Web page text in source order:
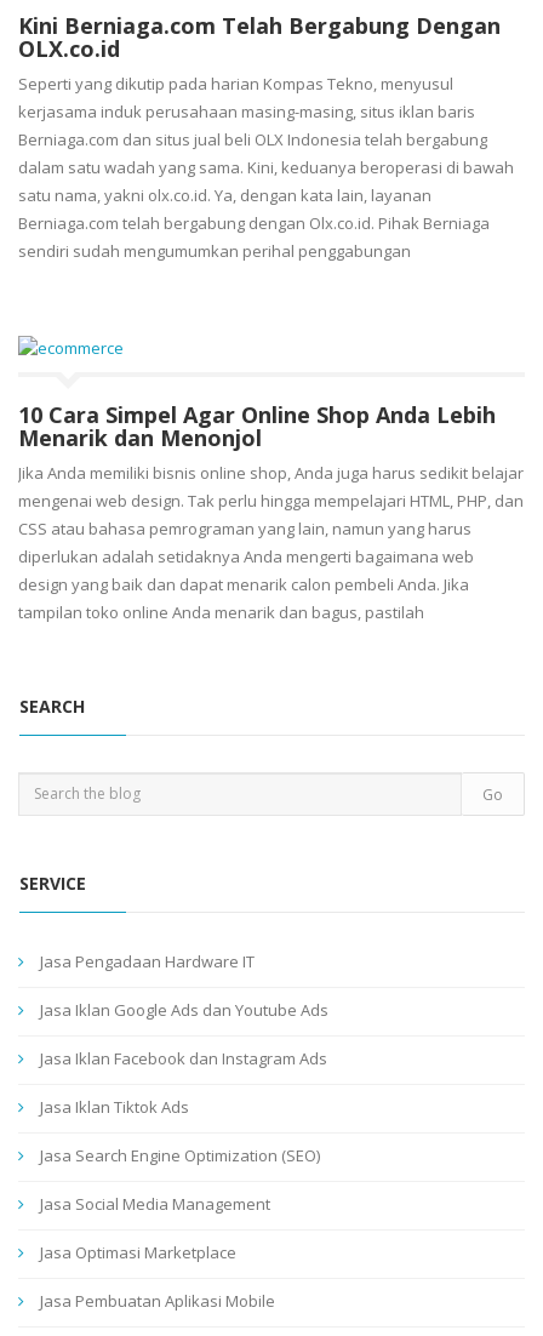
Kini Berniaga.com Telah Bergabung Dengan
OLX.co.id
Seperti yang dikutip pada harian Kompas Tekno, menyusul
kerjasama induk perusahaan masing-masing, situs iklan baris
Berniaga.com dan situs jual beli OLX Indonesia telah bergabung
dalam satu wadah yang sama. Kini, keduanya beroperasi di bawah
satu nama, yakni olx.co.id. Ya, dengan kata lain, layanan
Berniaga.com telah bergabung dengan Olx.co.id. Pihak Berniaga
sendiri sudah mengumumkan perihal penggabungan
10 Cara Simpel Agar Online Shop Anda Lebih
Menarik dan Menonjol
Jika Anda memiliki bisnis online shop, Anda juga harus sedikit belajar
mengenai web design. Tak perlu hingga mempelajari HTML, PHP, dan
CSS atau bahasa pemrograman yang lain, namun yang harus
diperlukan adalah setidaknya Anda mengerti bagaimana web
design yang baik dan dapat menarik calon pembeli Anda. Jika
tampilan toko online Anda menarik dan bagus, pastilah
SEARCH
SERVICE
Jasa Pengadaan Hardware IT
Jasa Iklan Google Ads dan Youtube Ads
Jasa Iklan Facebook dan Instagram Ads
Jasa Iklan Tiktok Ads
Jasa Search Engine Optimization (SEO)
Jasa Social Media Management
Jasa Optimasi Marketplace
Jasa Pembuatan Aplikasi Mobile